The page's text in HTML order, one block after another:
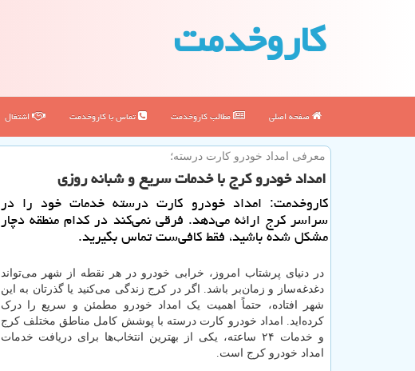
كاروخدمت
صفحه اصلی مطالب كاروخدمت تماس با كاروخدمت اشتغال
معرفی امداد خودرو کارت درسته؛
امداد خودرو کرج با خدمات سریع و شبانه روزی
کاروخدمت: امداد خودرو کارت درسته خدمات خود را در
سراسر کرج ارائه می‌دهد. فرقی نمی‌کند در کدام منطقه دچار
مشکل شده باشید، فقط کافی‌ست تماس بگیرید.
در دنیای پرشتاب امروز، خرابی خودرو در هر نقطه از شهر می‌تواند
دغدغه‌ساز و زمان‌بر باشد. اگر در کرج زندگی می‌کنید یا گذرتان به این
شهر افتاده، حتماً اهمیت یک امداد خودرو مطمئن و سریع را درک
کرده‌اید. امداد خودرو کارت درسته با پوشش کامل مناطق مختلف کرج
و خدمات ۲۴ ساعته، یکی از بهترین انتخاب‌ها برای دریافت خدمات
امداد خودرو کرج است.